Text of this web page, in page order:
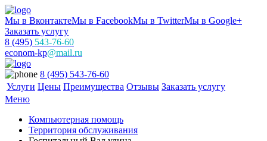
Мы в ВконтактеМы в FacebookМы в TwitterМы в Google+
Заказать услугу
8 (495) 543-76-60
econom-kp@mail.ru
8 (495) 543-76-60
Услуги Цены Преимущества Отзывы Заказать услугу
Меню
Компьютерная помощь
Территория обслуживания